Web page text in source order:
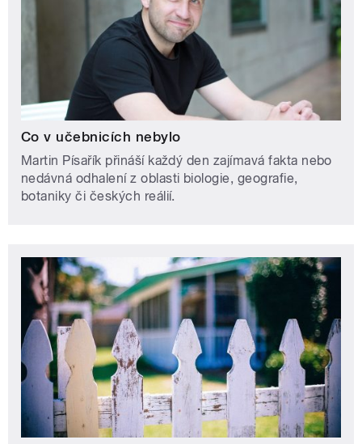
Co v učebnicích nebylo
Martin Písařík přináší každý den zajímavá fakta nebo
nedávná odhalení z oblasti biologie, geografie,
botaniky či českých reálií.